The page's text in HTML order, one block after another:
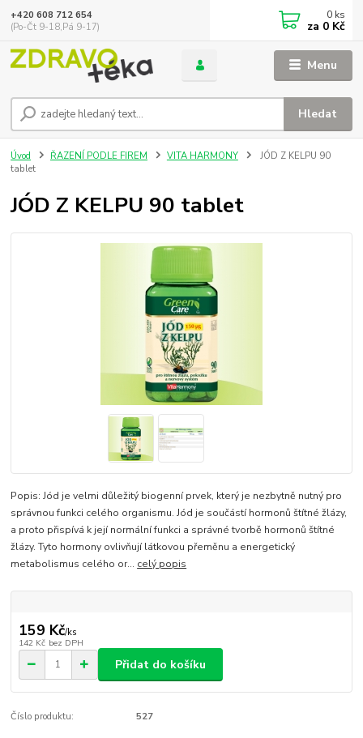
Menu
Hledat
+420 608 712 654
(Po-Čt 9-18,Pá 9-17)
0 ks
za 0 Kč
Úvod ŘAZENÍ PODLE FIREM VITA HARMONY
JÓD Z KELPU 90
tablet
JÓD Z KELPU 90 tablet
Popis: Jód je velmi důležitý biogenní prvek, který je nezbytně nutný pro
správnou funkci celého organismu. Jód je součástí hormonů štítné žlázy,
a proto přispívá k její normální funkci a správné tvorbě hormonů štítné
žlázy. Tyto hormony ovlivňují látkovou přeměnu a energetický
metabolismus celého or... celý popis
159 Kč/ks
142 Kč bez DPH
Přidat do košíku
Číslo produktu: 527